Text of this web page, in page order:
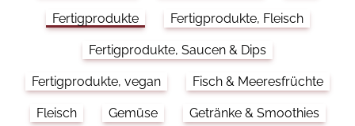
Fertigprodukte Fertigprodukte, Fleisch
Fertigprodukte, Saucen & Dips
Fertigprodukte, vegan Fisch & Meeresfrüchte
Fleisch Gemüse Getränke & Smoothies